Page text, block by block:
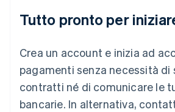
Tutto pronto per
Crea un account e inizia ad
pagamenti senza necessità di
contratti né di comunicare le
bancarie. In alternativa,
Malta
English
EspañolEnglish
Norvegia
English
Nuova Zelanda
English